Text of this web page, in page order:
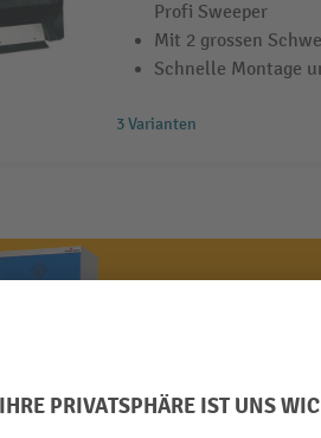
Profi Sweeper
Mit 2 grossen
Schnelle Montage
3 Varianten